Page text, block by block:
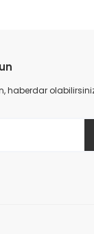
haberdar